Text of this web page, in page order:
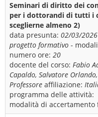
Seminari di diritto dei
per i dottorandi di tutti i
sceglierne almeno 2)
data presunta: 02/03/2026
progetto formativo -
numero ore: 20
docente del corso: Fabio
Capaldo, Salvatore
Professore affiliazione:
programma delle attività:
modalità di accertamento